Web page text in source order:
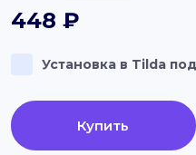
Контакты
448 ₽
Установка в Tilda
Купить